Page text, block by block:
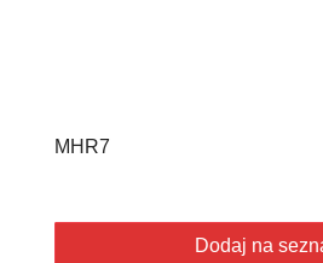
MHR7
Dodaj na